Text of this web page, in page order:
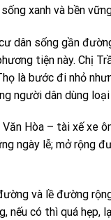
xanh và bền
dân sống gần
tiện này. Chị
là bước đi nhỏ
người dân dùng
Hòa – tài xế xe
ngày lễ; mở rộng
và lề đường
nếu có thì quá